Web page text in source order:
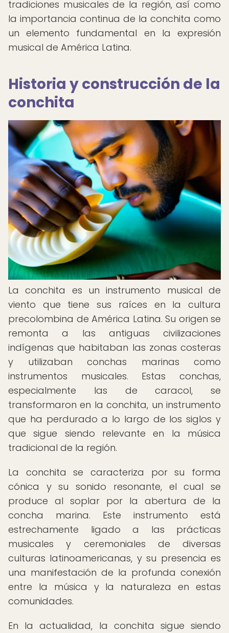
tradiciones musicales de la región, así como
la importancia continua de la conchita como
un elemento fundamental en la expresión
musical de América Latina.
Historia y construcción de la
conchita
La conchita es un instrumento musical de
viento que tiene sus raíces en la cultura
precolombina de América Latina. Su origen se
remonta a las antiguas civilizaciones
indígenas que habitaban las zonas costeras
y utilizaban conchas marinas como
instrumentos musicales. Estas conchas,
especialmente las de caracol, se
transformaron en la conchita, un instrumento
que ha perdurado a lo largo de los siglos y
que sigue siendo relevante en la música
tradicional de la región.
La conchita se caracteriza por su forma
cónica y su sonido resonante, el cual se
produce al soplar por la abertura de la
concha marina. Este instrumento está
estrechamente ligado a las prácticas
musicales y ceremoniales de diversas
culturas latinoamericanas, y su presencia es
una manifestación de la profunda conexión
entre la música y la naturaleza en estas
comunidades.
En la actualidad, la conchita sigue siendo